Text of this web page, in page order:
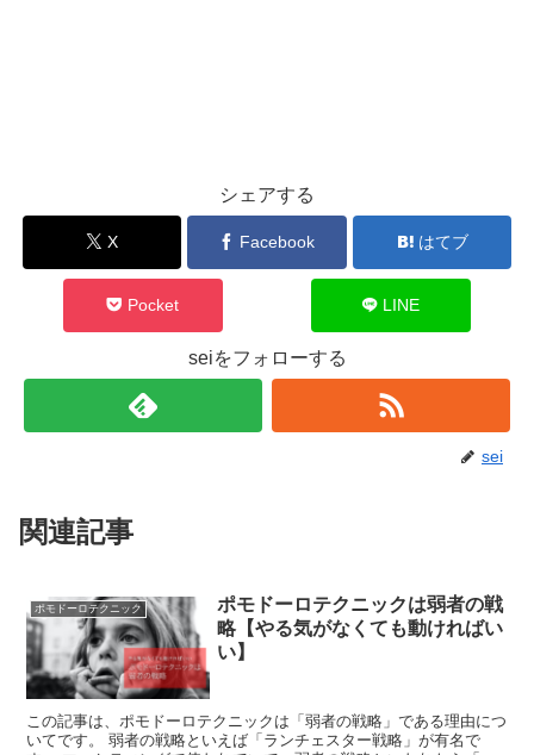
シェアする
X Facebook はてブ
Pocket LINE
seiをフォローする
sei
関連記事
ポモドーロテクニック
ポモドーロテクニックは弱者の戦
略【やる気がなくても動ければい
い】
この記事は、ポモドーロテクニックは「弱者の戦略」である理由につ
いてです。 弱者の戦略といえば「ランチェスター戦略」が有名で